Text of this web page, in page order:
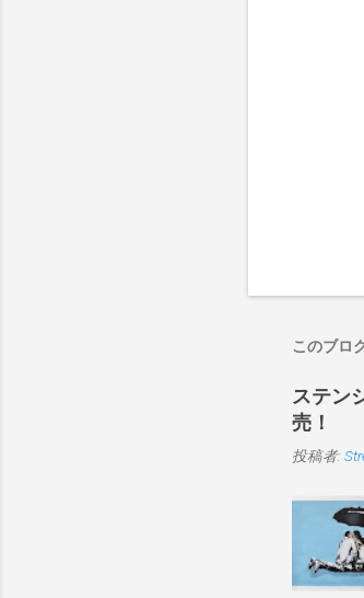
このブロ
ステン
売！
投稿者: